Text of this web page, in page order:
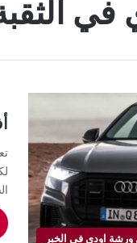
في
اودي في الخبر